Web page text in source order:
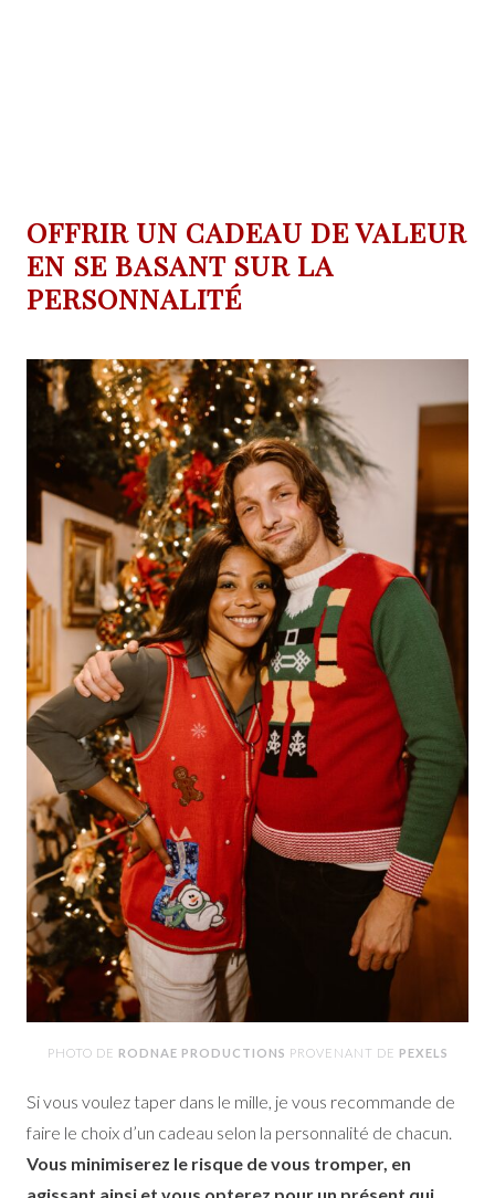
OFFRIR UN CADEAU DE VALEUR
EN SE BASANT SUR LA
PERSONNALITÉ
PHOTO DE RODNAE PRODUCTIONS PROVENANT DE PEXELS
Si vous voulez taper dans le mille, je vous recommande de
faire le choix d’un cadeau selon la personnalité de chacun.
Vous minimiserez le risque de vous tromper, en